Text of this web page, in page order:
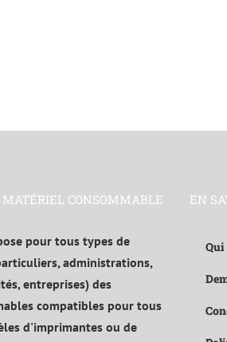
MATÉRIEL CONSOMMABLE
pour tous types de
administrations,
entreprises) des
compatibles pour tous
d'imprimantes ou de
EN
Qui